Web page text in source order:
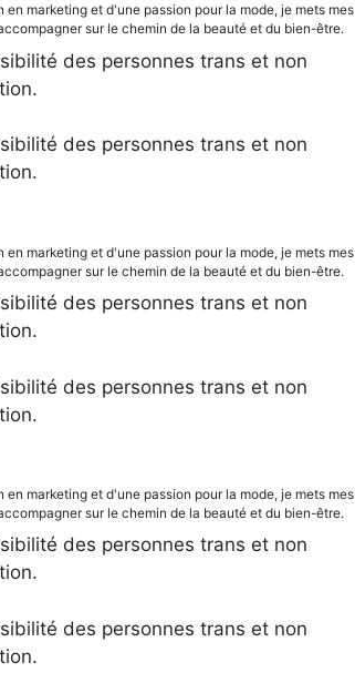
marketing et d'une passion pour la mode, je mets mes
sur le chemin de la beauté et du bien-être.
des personnes trans et non
des personnes trans et non
marketing et d'une passion pour la mode, je mets mes
sur le chemin de la beauté et du bien-être.
des personnes trans et non
des personnes trans et non
marketing et d'une passion pour la mode, je mets mes
sur le chemin de la beauté et du bien-être.
des personnes trans et non
des personnes trans et non